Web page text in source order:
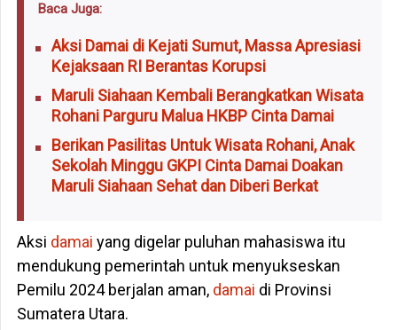
Baca Juga:
Aksi Damai di Kejati Sumut, Massa Apresiasi
Kejaksaan RI Berantas Korupsi
Maruli Siahaan Kembali Berangkatkan Wisata
Rohani Parguru Malua HKBP Cinta Damai
Berikan Pasilitas Untuk Wisata Rohani, Anak
Sekolah Minggu GKPI Cinta Damai Doakan
Maruli Siahaan Sehat dan Diberi Berkat
Aksi damai yang digelar puluhan mahasiswa itu
mendukung pemerintah untuk menyukseskan
Pemilu 2024 berjalan aman,damai di Provinsi
Sumatera Utara.